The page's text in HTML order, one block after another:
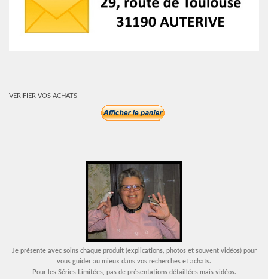
VERIFIER VOS ACHATS
Je présente avec soins chaque produit (explications, photos et souvent vidéos) pour
vous guider au mieux dans vos recherches et achats.
Pour les Séries Limitées, pas de présentations détaillées mais vidéos.